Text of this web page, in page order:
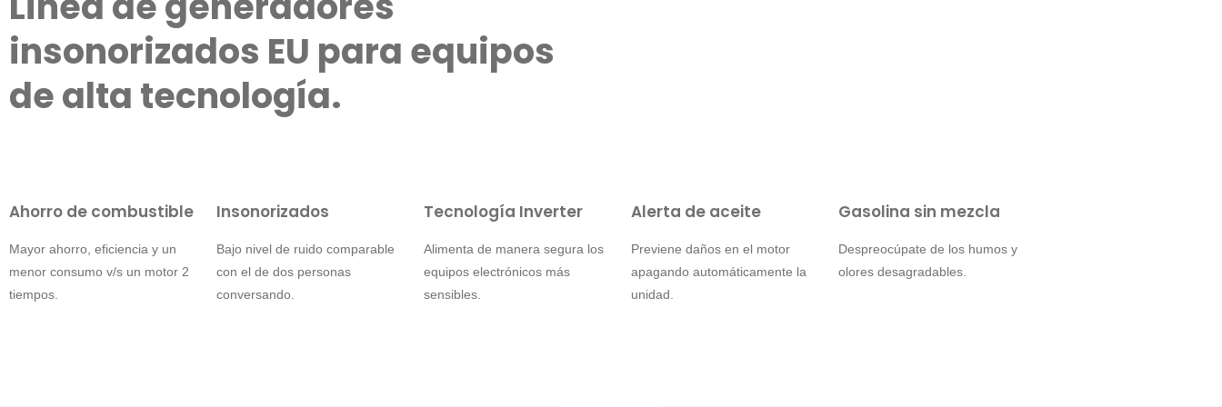
insonorizados EU para equipos
de alta tecnología.
Ahorro de combustible
Mayor ahorro, eficiencia y un
menor consumo v/s un motor 2
tiempos.
Insonorizados
Bajo nivel de ruido comparable
con el de dos personas
conversando.
Tecnología Inverter
Alimenta de manera segura los
equipos electrónicos más
sensibles.
Alerta de aceite
Previene daños en el motor
apagando automáticamente la
unidad.
Gasolina sin mezcla
Despreocúpate de los humos y
olores desagradables.